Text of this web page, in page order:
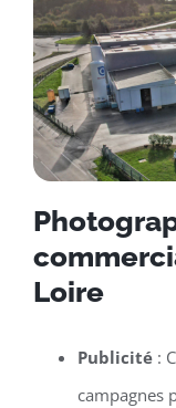
Loire
Publicité:
campagnes